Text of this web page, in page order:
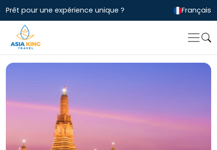
Prêt pour une expérience unique ? Français